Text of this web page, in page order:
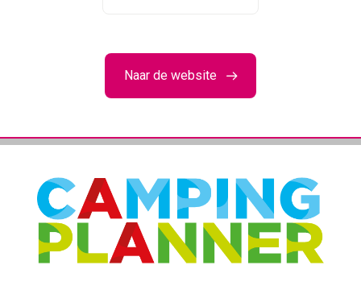
Naar de website